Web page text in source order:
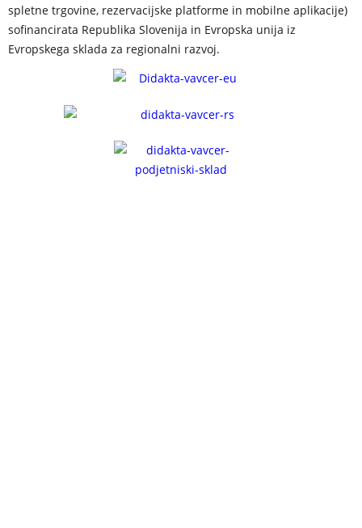
spletne trgovine, rezervacijske platforme in mobilne aplikacije)
sofinancirata Republika Slovenija in Evropska unija iz
Evropskega sklada za regionalni razvoj.